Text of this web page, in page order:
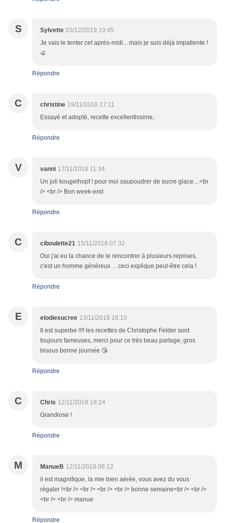
S Sylvette 03/12/2019 10:45
Je vais le tenter cet après-midi... mais je suis déjà impatiente !
🥮
Répondre
C christine 19/11/2018 17:11
Essayé et adopté, recette excellentissime,
Répondre
V vanni 17/11/2018 11:34
Un joli kougelhopf ! pour moi saupoudrer de sucre glace....<br
/> <br /> Bon week-end
Répondre
C ciboulette21 15/11/2018 07:32
Oui j'ai eu la chance de le rencontrer à plusieurs reprises,
c'est un homme généreux ... ceci explique peut-être cela !
Répondre
E elodiesucree 13/11/2018 16:10
Il est superbe !!!! les recettes de Christophe Felder sont
toujours fameuses, merci pour ce très beau partage, gros
bisous bonne journée 😘
Répondre
C Chris 12/11/2018 18:24
Grandiose !
Répondre
M ManueB 12/11/2018 06:12
il est magnifique, la mie bien aérée, vous avez du vous
régaler !<br /> <br /> <br /> <br /> bonne semaine<br /> <br />
<br /> <br /> manue
Répondre